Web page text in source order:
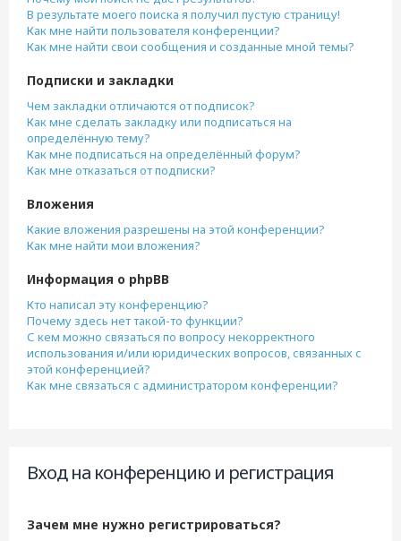
В результате моего поиска я получил пустую страницу!
Как мне найти пользователя конференции?
Как мне найти свои сообщения и созданные мной темы?
Подписки и закладки
Чем закладки отличаются от подписок?
Как мне сделать закладку или подписаться на
определённую тему?
Как мне подписаться на определённый форум?
Как мне отказаться от подписки?
Вложения
Какие вложения разрешены на этой конференции?
Как мне найти мои вложения?
Информация о phpBB
Кто написал эту конференцию?
Почему здесь нет такой-то функции?
С кем можно связаться по вопросу некорректного
использования и/или юридических вопросов, связанных с
этой конференцией?
Как мне связаться с администратором конференции?
Вход на конференцию и регистрация
Зачем мне нужно регистрироваться?